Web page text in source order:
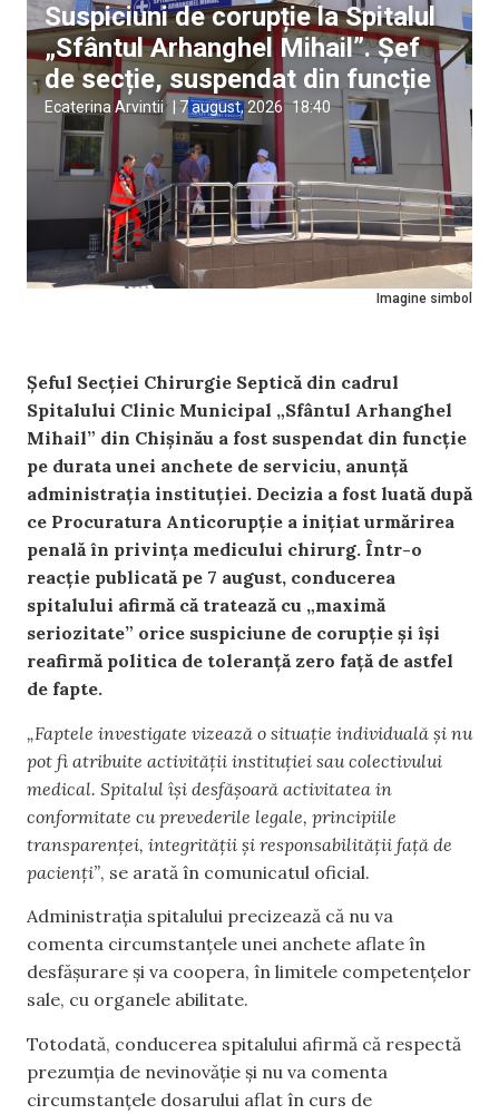
Imagine simbol
Suspiciuni de corupție la Spitalul
„Sfântul Arhanghel Mihail”. Șef
de secție, suspendat din funcție
Ecaterina Arvintii 7 august, 2026 18:40
Șeful Secției Chirurgie Septică din cadrul
Spitalului Clinic Municipal „Sfântul Arhanghel
Mihail” din Chișinău a fost suspendat din funcție
pe durata unei anchete de serviciu, anunță
administrația instituției. Decizia a fost luată după
ce Procuratura Anticorupție a inițiat urmărirea
penală în privința medicului chirurg. Într-o
reacție publicată pe 7 august, conducerea
spitalului afirmă că tratează cu „maximă
seriozitate” orice suspiciune de corupție și își
reafirmă politica de toleranță zero față de astfel
de fapte.
„Faptele investigate vizează o situație individuală și nu
pot fi atribuite activității instituției sau colectivului
medical. Spitalul își desfășoară activitatea in
conformitate cu prevederile legale, principiile
transparenței, integrității și responsabilității față de
pacienți”, se arată în comunicatul oficial.
Administrația spitalului precizează că nu va
comenta circumstanțele unei anchete aflate în
desfășurare și va coopera, în limitele competențelor
sale, cu organele abilitate.
Totodată, conducerea spitalului afirmă că respectă
prezumția de nevinovăție și nu va comenta
circumstanțele dosarului aflat în curs de